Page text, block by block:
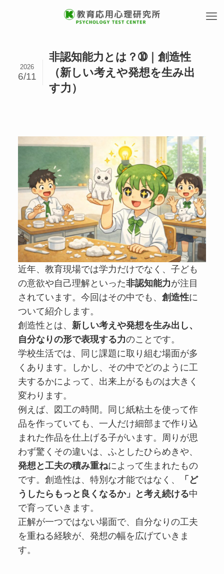
非認知能力とは？➉｜創造性
（新しい考えや発想を生み出
す力）
2026
6/11
近年、教育現場では学力だけでなく、子ども
の意欲や自己理解といった非認知能力が注目
されています。今回はその中でも、 創造性に
ついて紹介します。
創造性とは、 新しい考えや発想を生み出し、
自分なりの形で表現する力のことです。
学校生活では、同じ課題に取り組む場面が多
くあります。しかし、その中でどのように工
夫するかによって、出来上がるものは大きく
変わります。
例えば、図工の時間。同じ紙粘土を使って作
品を作っていても、一人だけ細部まで作り込
まれた作品を仕上げる子がいます。周りが思
わず驚くその違いは、ふとしたひらめきや、
発想と工夫の積み重ねによって生まれたもの
です。創造性は、特別な才能ではなく、
「ど
うしたらもっと良くなるか」と考え続ける中
で育っていきます。
正解が一つではない場面で、自分なりの工夫
を重ねる経験が、発想の幅を広げていきま
す。